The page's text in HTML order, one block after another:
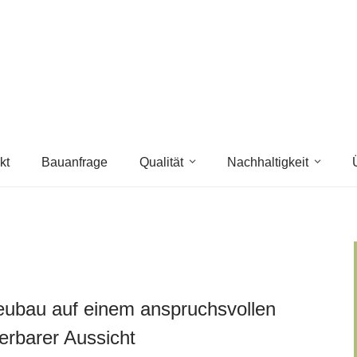
Bauanfrage Qualität Nachhaltigkeit
auf einem anspruchsvollen
Aussicht